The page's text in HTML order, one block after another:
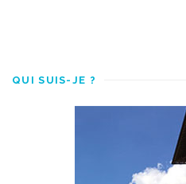
QUI SUIS-JE ?